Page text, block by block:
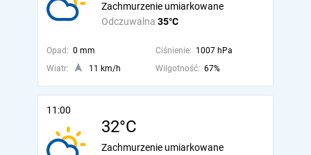
Odczuwalna 35°C
Zachmurzenie umiarkowane
Opad: 0 mm Ciśnienie: 1007 hPa
Wiatr:
11 km/h Wilgotność: 67%
11:00
32°C
Zachmurzenie umiarkowane